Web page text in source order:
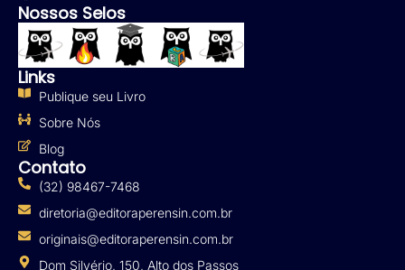
Nossos Selos
Links
Publique seu Livro
Sobre Nós
Blog
Contato
(32) 98467-7468
diretoria@editoraperensin.com.br
originais@editoraperensin.com.br
Dom Silvério, 150, Alto dos Passos